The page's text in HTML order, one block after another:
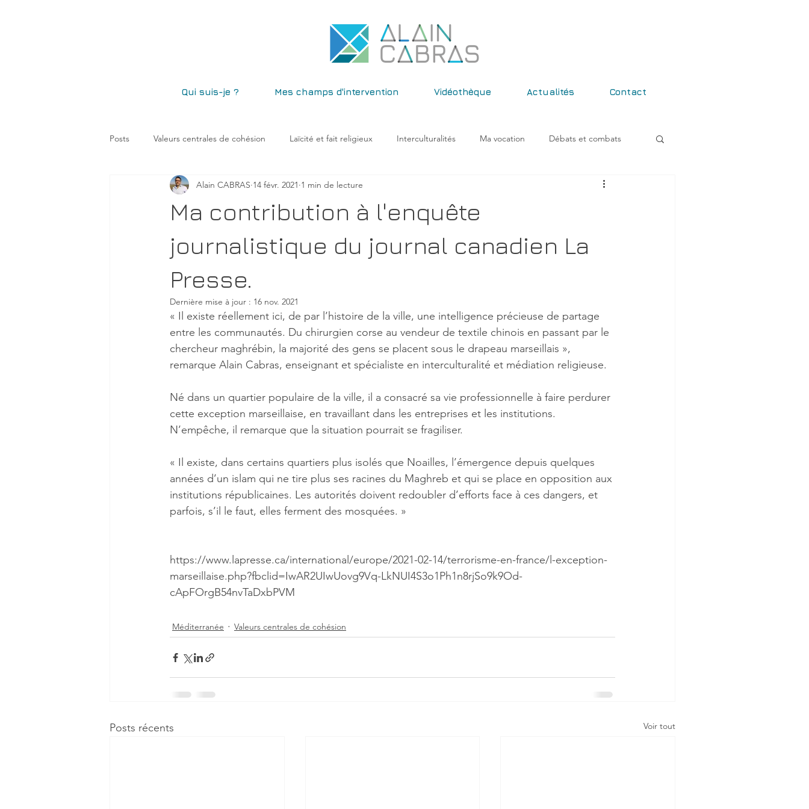
Qui suis-je ? Mes champs d'intervention Vidéothèque Actualités Contact
Posts Valeurs centrales de cohésion Laïcité et fait religieux Interculturalités Ma vocation Débats et combats
Méditerranée Cycles et matriciel IA & Fondamentaux de Sapiens
Ma contribution à l'enquête
journalistique du journal canadien La
Presse.
Alain CABRAS 14 févr. 2021 1 min de lecture
Dernière mise à jour : 16 nov. 2021
« Il existe réellement ici, de par l’histoire de la ville, une intelligence précieuse de partage
entre les communautés. Du chirurgien corse au vendeur de textile chinois en passant par le
chercheur maghrébin, la majorité des gens se placent sous le drapeau marseillais »,
remarque Alain Cabras, enseignant et spécialiste en interculturalité et médiation religieuse.
Né dans un quartier populaire de la ville, il a consacré sa vie professionnelle à faire perdurer
cette exception marseillaise, en travaillant dans les entreprises et les institutions.
N’empêche, il remarque que la situation pourrait se fragiliser.
« Il existe, dans certains quartiers plus isolés que Noailles, l’émergence depuis quelques
années d’un islam qui ne tire plus ses racines du Maghreb et qui se place en opposition aux
institutions républicaines. Les autorités doivent redoubler d’efforts face à ces dangers, et
parfois, s’il le faut, elles ferment des mosquées. »
https://www.lapresse.ca/international/europe/2021-02-14/terrorisme-en-france/l-exception-
marseillaise.php?fbclid=IwAR2UIwUovg9Vq-LkNUI4S3o1Ph1n8rjSo9k9Od-
cApFOrgB54nvTaDxbPVM
Méditerranée Valeurs centrales de cohésion
Posts récents Voir tout